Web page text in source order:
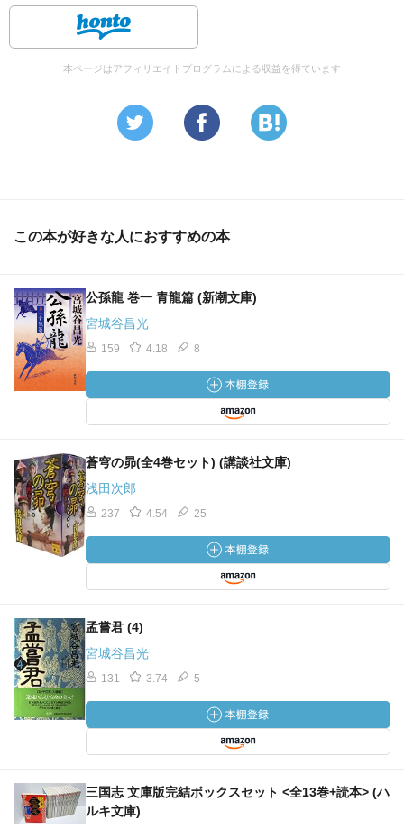
本ページはアフィリエイトプログラムによる収益を得ています
この本が好きな人におすすめの本
公孫龍 巻一 青龍篇 (新潮文庫)
宮城谷昌光
159 4.18 8
蒼穹の昴(全4巻セット) (講談社文庫)
浅田次郎
237 4.54 25
孟嘗君 (4)
宮城谷昌光
131 3.74 5
三国志 文庫版完結ボックスセット <全13巻+読本> (ハ
ルキ文庫)